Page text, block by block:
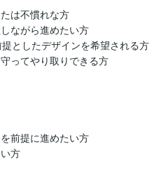
は不慣れな方
ながら進めたい方
としたデザインを希望される方
ってやり取りできる方
前提に進めたい方
方